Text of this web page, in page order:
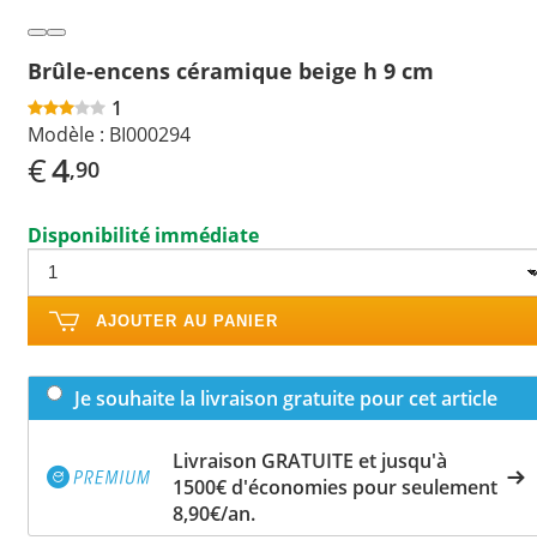
Brûle-encens céramique beige h 9 cm
1
Modèle : BI000294
€4,90
Disponibilité immédiate
AJOUTER AU PANIER
Je souhaite la livraison gratuite pour cet article
Livraison GRATUITE et jusqu'à
1500€ d'économies pour seulement
8,90€/an.